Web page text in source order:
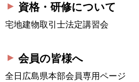
資格・研修について
宅地建物取引士法定講習会
会員の皆様へ
全日広島県本部会員専用ページ